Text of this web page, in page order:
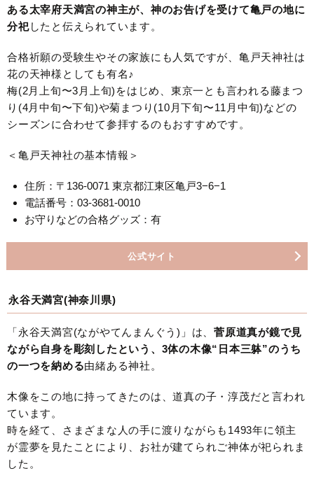
ある太宰府天満宮の神主が、神のお告げを受けて亀戸の地に
分祀したと伝えられています。
合格祈願の受験生やその家族にも人気ですが、亀戸天神社は
花の天神様としても有名♪
梅(2月上旬〜3月上旬)をはじめ、東京一とも言われる藤まつ
り(4月中旬〜下旬)や菊まつり(10月下旬〜11月中旬)などの
シーズンに合わせて参拝するのもおすすめです。
＜亀戸天神社の基本情報＞
住所：〒136-0071 東京都江東区亀戸3−6−1
電話番号：03-3681-0010
お守りなどの合格グッズ：有
公式サイト
永谷天満宮(神奈川県)
「永谷天満宮(ながやてんまんぐう)」は、 菅原道真が鏡で見
ながら自身を彫刻したという、3体の木像“日本三躰”のうち
の一つを納める由緒ある神社。
木像をこの地に持ってきたのは、道真の子・淳茂だと言われ
ています。
時を経て、さまざまな人の手に渡りながらも1493年に領主
が霊夢を見たことにより、お社が建てられご神体が祀られま
した。